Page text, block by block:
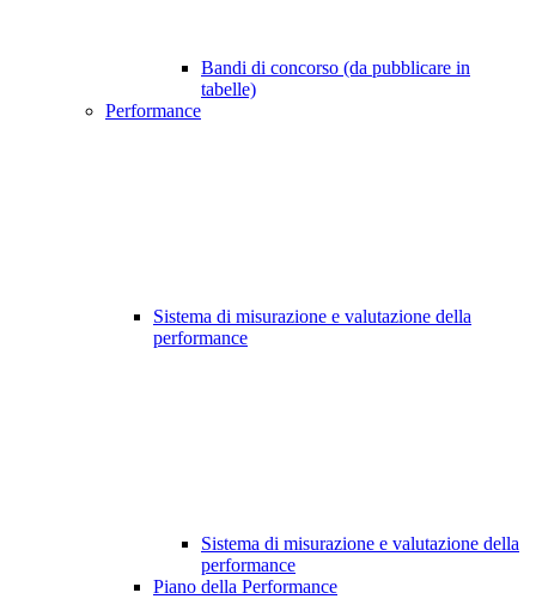
Bandi di concorso (da pubblicare in
tabelle)
Performance
Sistema di misurazione e valutazione della
performance
Sistema di misurazione e valutazione della
performance
Piano della Performance